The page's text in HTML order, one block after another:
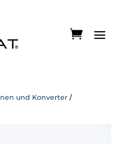
und Konverter /